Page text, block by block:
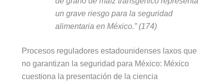
un grave riesgo para la seguridad
alimentaria en México.”(174)
Procesos reguladores estadounidenses laxos que
no garantizan la seguridad para México: México
cuestiona la presentación de la ciencia